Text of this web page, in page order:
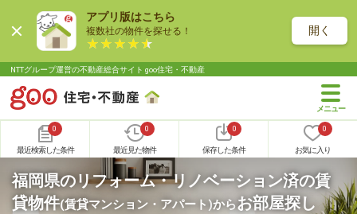
アプリ版はこちら
複数社の物件を探せる！ 開く
NTTグループ運営の不動産総合サイト goo住宅・不動産
0
最近検索した条件
0
最近見た物件
0
保存した条件
0
お気に入り
福岡県のリフォーム・リノベーション済の賃
貸物件(賃貸マンション・アパート)からお部屋探し